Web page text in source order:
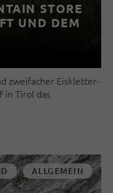
STORE
UND DEM
zweifacher Eiskletter-
Tirol das
ALLGEMEIN